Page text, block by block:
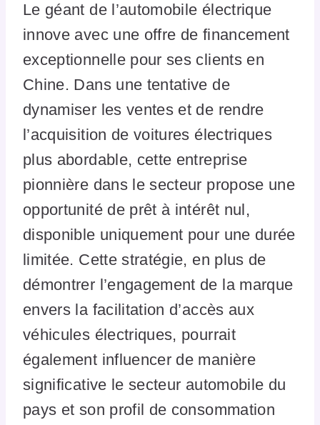
Le géant de l’automobile électrique
innove avec une offre de financement
exceptionnelle pour ses clients en
Chine. Dans une tentative de
dynamiser les ventes et de rendre
l’acquisition de voitures électriques
plus abordable, cette entreprise
pionnière dans le secteur propose une
opportunité de prêt à intérêt nul,
disponible uniquement pour une durée
limitée. Cette stratégie, en plus de
démontrer l’engagement de la marque
envers la facilitation d’accès aux
véhicules électriques, pourrait
également influencer de manière
significative le secteur automobile du
pays et son profil de consommation